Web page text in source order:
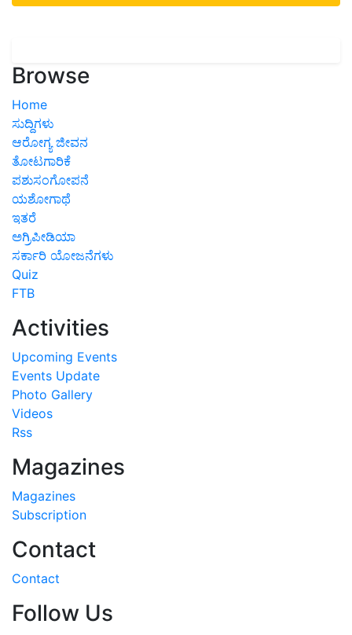
Browse
Home
ಸುದ್ದಿಗಳು
ಆರೋಗ್ಯ ಜೀವನ
ತೋಟಗಾರಿಕೆ
ಪಶುಸಂಗೋಪನೆ
ಯಶೋಗಾಥೆ
ಇತರೆ
ಅಗ್ರಿಪೀಡಿಯಾ
ಸರ್ಕಾರಿ ಯೋಜನೆಗಳು
Quiz
FTB
Activities
Upcoming Events
Events Update
Photo Gallery
Videos
Rss
Magazines
Magazines
Subscription
Contact
Contact
Follow Us